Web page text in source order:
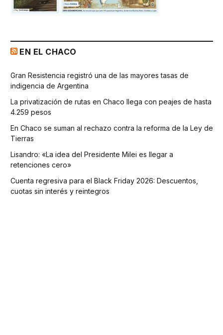
EN EL CHACO
Gran Resistencia registró una de las mayores tasas de
indigencia de Argentina
La privatización de rutas en Chaco llega con peajes de hasta
4.259 pesos
En Chaco se suman al rechazo contra la reforma de la Ley de
Tierras
Lisandro: «La idea del Presidente Milei es llegar a
retenciones cero»
Cuenta regresiva para el Black Friday 2026: Descuentos,
cuotas sin interés y reintegros